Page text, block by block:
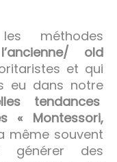
méthodes
old
et qui
eu dans notre
tendances
« Montessori,
même souvent
générer des